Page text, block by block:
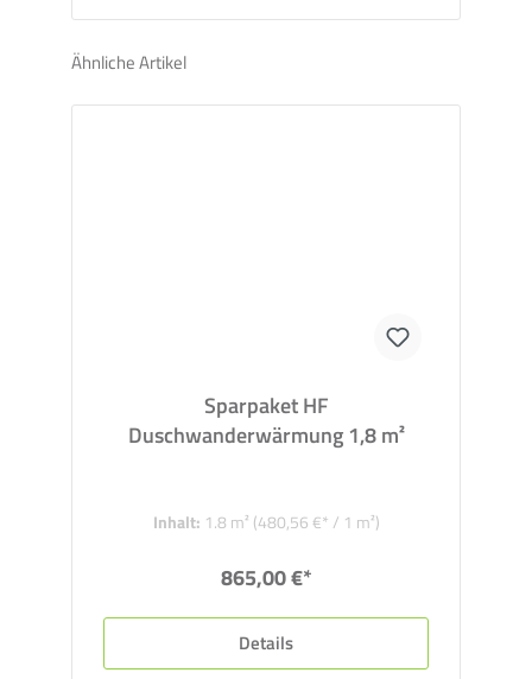
Ähnliche Artikel
Sparpaket HF
Duschwanderwärmung 1,8 m²
Inhalt: 1.8 m² (480,56 €* / 1 m²)
865,00 €*
Details